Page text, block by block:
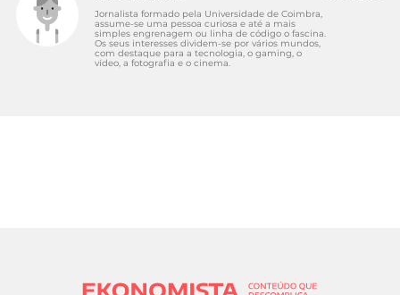
Jornalista formado pela Universidade de Coimbra,
assume-se uma pessoa curiosa e até a mais
simples engrenagem ou linha de código o fascina.
Os seus interesses dividem-se por vários mundos,
com destaque para a tecnologia, o gaming, o
vídeo, a fotografia e o cinema.